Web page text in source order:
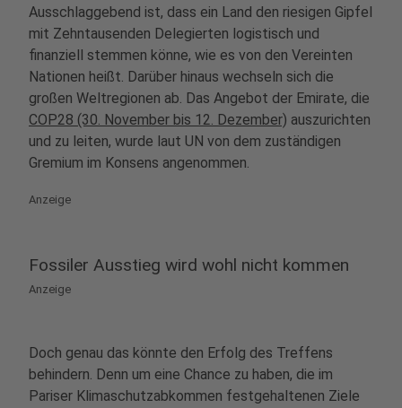
Ausschlaggebend ist, dass ein Land den riesigen Gipfel
mit Zehntausenden Delegierten logistisch und
finanziell stemmen könne, wie es von den Vereinten
Nationen heißt. Darüber hinaus wechseln sich die
großen Weltregionen ab. Das Angebot der Emirate, die
COP28 (30. November bis 12. Dezember) auszurichten
und zu leiten, wurde laut UN von dem zuständigen
Gremium im Konsens angenommen.
Anzeige
Fossiler Ausstieg wird wohl nicht kommen
Anzeige
Doch genau das könnte den Erfolg des Treffens
behindern. Denn um eine Chance zu haben, die im
Pariser Klimaschutzabkommen festgehaltenen Ziele